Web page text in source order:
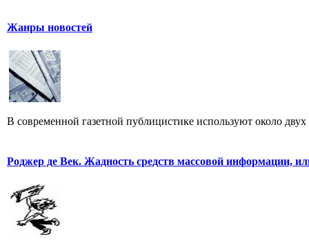
Жанры новостей
В современной газетной публицистике используют около двух
Роджер де Век. Жадность средств массовой информации,